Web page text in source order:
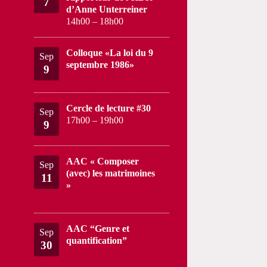
d’Anne Unterreiner
14h00 – 18h00
Sep
9
Colloque «La loi du 9
septembre 1986»
Sep
9
Cercle de lecture #30
17h00 – 19h00
Sep
11
AAC « Composer
(avec) les matrimoines
»
Sep
30
AAC “Genre et
quantification”